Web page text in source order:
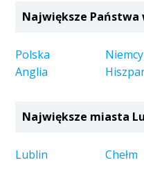
Największe Państwa
Polska Niemcy
Anglia
Największe miasta
Lublin Chełm